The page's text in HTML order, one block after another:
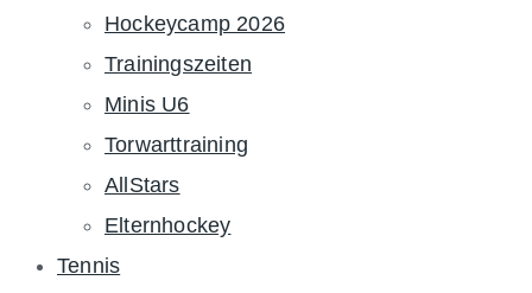
Hockeycamp 2026
Trainingszeiten
Minis U6
Torwarttraining
AllStars
Elternhockey
Tennis